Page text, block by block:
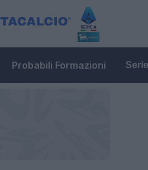
Probabili Formazioni